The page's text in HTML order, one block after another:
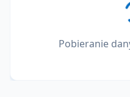
Pobieranie